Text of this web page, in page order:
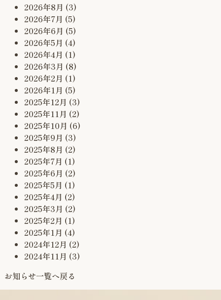
2026年8月 (3)
2026年7月 (5)
2026年6月 (5)
2026年5月 (4)
2026年4月 (1)
2026年3月 (8)
2026年2月 (1)
2026年1月 (5)
2025年12月 (3)
2025年11月 (2)
2025年10月 (6)
2025年9月 (3)
2025年8月 (2)
2025年7月 (1)
2025年6月 (2)
2025年5月 (1)
2025年4月 (2)
2025年3月 (2)
2025年2月 (1)
2025年1月 (4)
2024年12月 (2)
2024年11月 (3)
お知らせ一覧へ戻る